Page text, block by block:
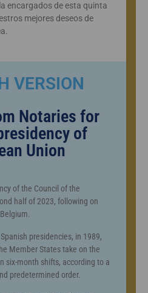
encargados de esta quinta
mejores deseos de
VERSION
Notaries for
of
Union
of the Council of the
half of 2023, following on
presidencies, in 1989,
Member States take on the
six-month shifts, according to a
predetermined order.